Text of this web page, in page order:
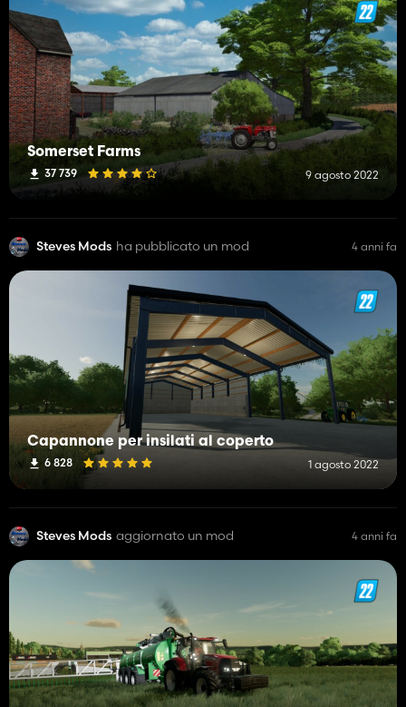
Somerset Farms
37 739 9 agosto 2022
Steves Mods ha pubblicato un mod 4 anni fa
Capannone per insilati al coperto
6 828 1 agosto 2022
Steves Mods aggiornato un mod 4 anni fa